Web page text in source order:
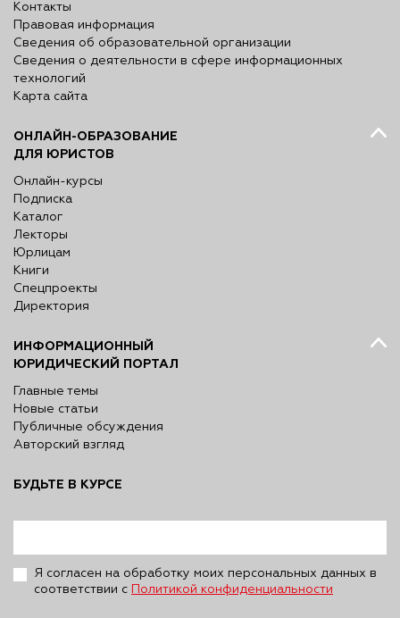
Контакты
Правовая информация
Сведения об образовательной организации
Сведения о деятельности в сфере информационных
технологий
Карта сайта
ОНЛАЙН-ОБРАЗОВАНИЕ
ДЛЯ ЮРИСТОВ
Онлайн-курсы
Подписка
Каталог
Лекторы
Юрлицам
Книги
Спецпроекты
Директория
ИНФОРМАЦИОННЫЙ
ЮРИДИЧЕСКИЙ ПОРТАЛ
Главные темы
Новые статьи
Публичные обсуждения
Авторский взгляд
БУДЬТЕ В КУРСЕ
Я согласен на обработку моих персональных данных в
соответствии с
Политикой конфиденциальности